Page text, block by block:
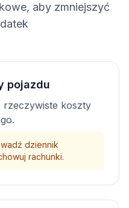
aby zmniejszyć
pojazdu
rzeczywiste koszty
dziennik
rachunki.